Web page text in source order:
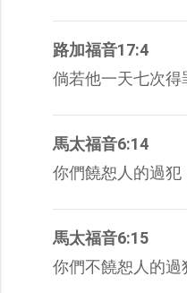
路加福音17:4
倘若他一天七次得
馬太福音6:14
你們饒恕人的過犯
馬太福音6:15
你們不饒恕人的過